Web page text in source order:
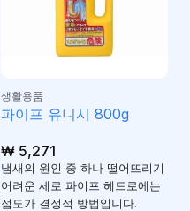
생활용품
파이프 유니시 800g
₩5,271
냄새의 원인 중 하나 떨어뜨리기
어려운 세로 파이프 헤드로에는
점도가 결정적 방법입니다.